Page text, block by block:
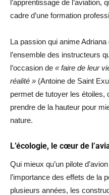
l’apprentissage de l’aviation,
cadre d’une formation
La passion qui anime
l’ensemble des instructeurs
l’occasion de « faire de leur
réalité » (Antoine de Saint
permet de tutoyer les étoiles,
prendre de la hauteur pour
nature.
L’écologie, le cœur de
Qui mieux qu’un pilote
l’importance des effets de la
plusieurs années, les